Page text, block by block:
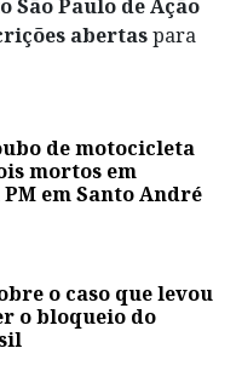
São Paulo de Ação
abertaspara
de motocicleta
em
em Santo André
o caso que levou
o bloqueio do